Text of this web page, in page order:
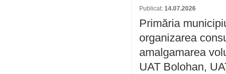
Publicat: 14.07.2026
Primăria
organizarea
amalgamarea
UAT Bolohan,